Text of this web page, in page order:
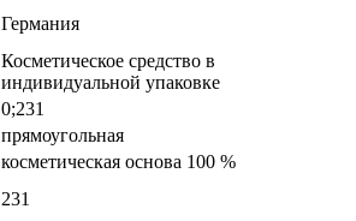
Германия
Косметическое средство в
индивидуальной упаковке
0;231
прямоугольная
косметическая основа 100 %
231